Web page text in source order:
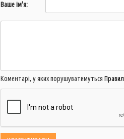
Ваше ім'я:
Коментарі, у яких порушуватимуться